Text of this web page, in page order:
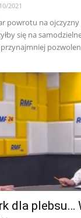
2021
powrotu na ojczyzny
się na
dla plebsu…